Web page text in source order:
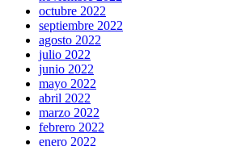
octubre 2022
septiembre 2022
agosto 2022
julio 2022
junio 2022
mayo 2022
abril 2022
marzo 2022
febrero 2022
enero 2022